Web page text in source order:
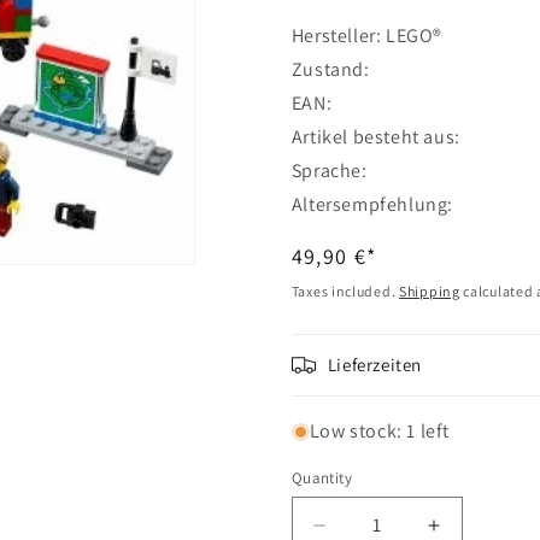
Hersteller: LEGO®
Zustand:
EAN:
Artikel besteht aus:
Sprache:
Altersempfehlung:
Regular
price
49,90 €*
Taxes included. Shipping calculated
Lieferzeiten
Low stock: 1 left
Quantity